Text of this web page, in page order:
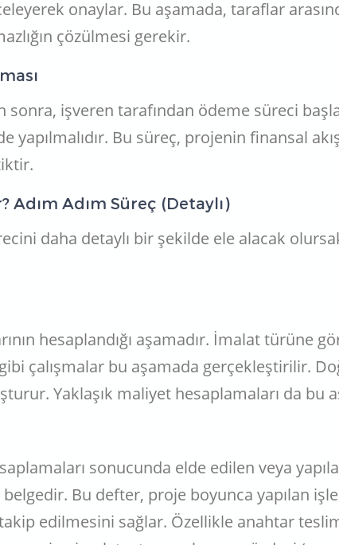
onaylar. Bu aşamada, taraflar
çözülmesi gerekir.
sonra, işveren tarafından ödeme süreci
Bu süreç, projenin finansal
Adım Adım Süreç (Detaylı)
daha detaylı bir şekilde ele alacak
hesaplandığı aşamadır. İmalat türüne
çalışmalar bu aşamada gerçekleştirilir.
Yaklaşık maliyet hesaplamaları da bu
sonucunda elde edilen veya
Bu defter, proje boyunca yapılan
edilmesini sağlar. Özellikle anahtar